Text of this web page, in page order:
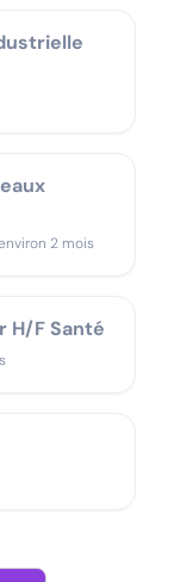
2 mois
H/F Santé